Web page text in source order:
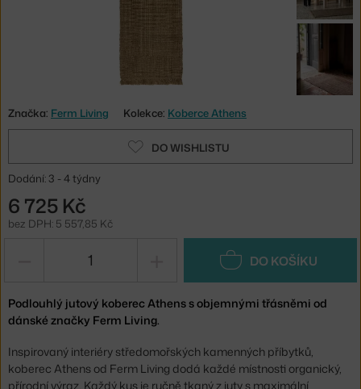
Značka: Ferm Living Kolekce: Koberce Athens
DO WISHLISTU
Dodání: 3 - 4 týdny
6 725 Kč
bez DPH: 5 557,85 Kč
DO KOŠÍKU
Podlouhlý jutový koberec Athens s objemnými třásněmi od
dánské značky Ferm Living.
Inspirovaný interiéry středomořských kamenných příbytků,
koberec Athens od Ferm Living dodá každé místnosti organický,
přírodní výraz. Každý kus je ručně tkaný z juty s maximální